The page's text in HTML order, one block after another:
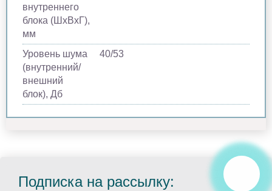
внутреннего
блока (ШхВхГ),
мм
Уровень шума
(внутренний/
внешний
блок), Дб
40/53
Подписка на рассылку: